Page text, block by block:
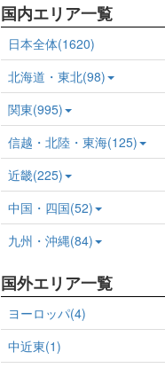
国内エリア一覧
日本全体(1620)
北海道・東北(98)
関東(995)
信越・北陸・東海(125)
近畿(225)
中国・四国(52)
九州・沖縄(84)
国外エリア一覧
ヨーロッパ(4)
中近東(1)